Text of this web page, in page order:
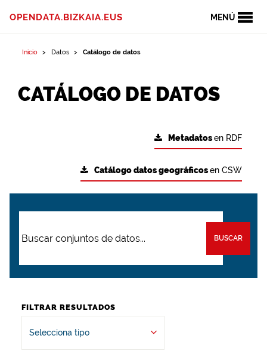
MENÚ
OPENDATA.BIZKAIA.EUS
Inicio Datos Catálogo de datos
CATÁLOGO DE DATOS
Metadatosen RDF
Catálogo datos geográficosen CSW
BUSCAR
FILTRAR RESULTADOS
Selecciona tipo